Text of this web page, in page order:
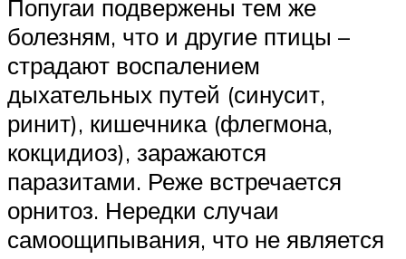
Попугаи подвержены тем же
болезням, что и другие птицы –
страдают воспалением
дыхательных путей (синусит,
ринит), кишечника (флегмона,
кокцидиоз), заражаются
паразитами. Реже встречается
орнитоз. Нередки случаи
самоощипывания, что не является